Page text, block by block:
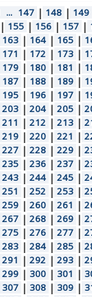
... 147 | 148 | 149
| 155 | 156 | 157 |
163 | 164 | 165 |
171 | 172 | 173 |
179 | 180 | 181 |
187 | 188 | 189 |
195 | 196 | 197 |
203 | 204 | 205 |
211 | 212 | 213 |
219 | 220 | 221 |
227 | 228 | 229 |
235 | 236 | 237 |
243 | 244 | 245 |
251 | 252 | 253 |
259 | 260 | 261 |
267 | 268 | 269 |
275 | 276 | 277 |
283 | 284 | 285 |
291 | 292 | 293 |
299 | 300 | 301 |
307 | 308 | 309 |